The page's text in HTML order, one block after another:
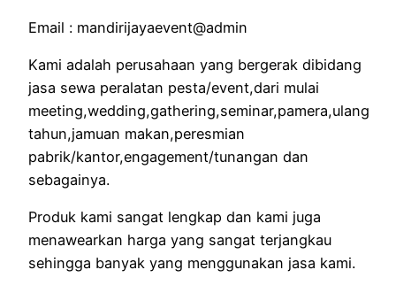
Email : mandirijayaevent@admin
Kami adalah perusahaan yang bergerak dibidang
jasa sewa peralatan pesta/event,dari mulai
meeting,wedding,gathering,seminar,pamera,ulang
tahun,jamuan makan,peresmian
pabrik/kantor,engagement/tunangan dan
sebagainya.
Produk kami sangat lengkap dan kami juga
menawearkan harga yang sangat terjangkau
sehingga banyak yang menggunakan jasa kami.